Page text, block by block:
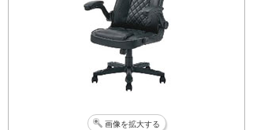
画像を拡大する